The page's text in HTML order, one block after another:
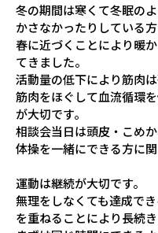
冬の期間は寒くて冬眠の
かさなかったりしている
春に近づくことにより暖
てきました。
活動量の低下により筋肉
筋肉をほぐして血流循環
が大切です。
相談会当日は頭皮・こめ
体操を一緒にできる方に
運動は継続が大切です。
無理をしなくても達成で
を重ねることにより長続